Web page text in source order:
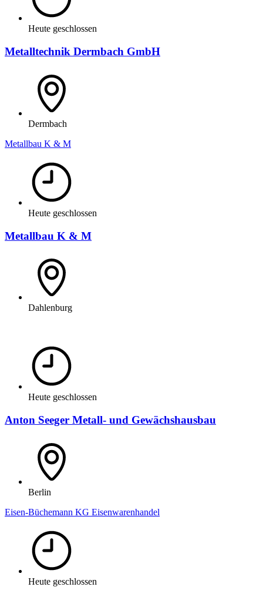
Heute geschlossen
Metalltechnik Dermbach GmbH
Dermbach
Metallbau K & M
Heute geschlossen
Metallbau K & M
Dahlenburg
Heute geschlossen
Anton Seeger Metall- und Gewächshausbau
Berlin
Eisen-Büchemann KG Eisenwarenhandel
Heute geschlossen